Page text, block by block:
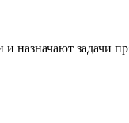
назначают задачи